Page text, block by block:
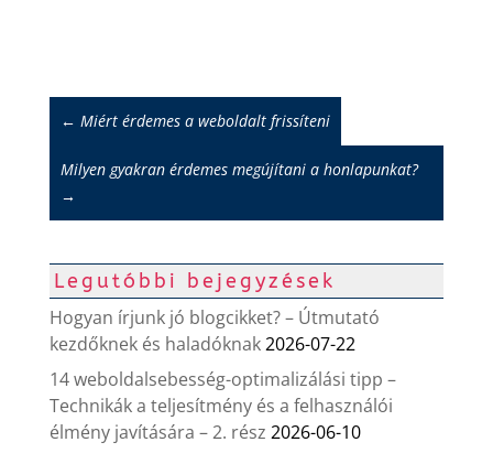
← Miért érdemes a weboldalt frissíteni
Milyen gyakran érdemes megújítani a honlapunkat?
→
Legutóbbi bejegyzések
Hogyan írjunk jó blogcikket? – Útmutató
kezdőknek és haladóknak2026-07-22
14 weboldalsebesség-optimalizálási tipp –
Technikák a teljesítmény és a felhasználói
élmény javítására – 2. rész 2026-06-10